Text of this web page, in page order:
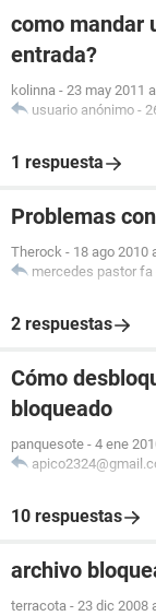
como mandar
entrada?
kolinna - 23 may 2011
usuario anónimo -
1 respuesta
Problemas
Therock - 18 ago 2010
mercedes pastor fa
2 respuestas
Cómo
bloqueado
panquesote - 4 ene
10 respuestas
archivo
terracota - 23 dic 2008